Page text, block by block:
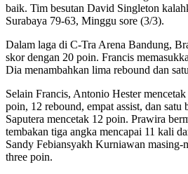
baik. Tim besutan David Singleton
Surabaya 79-63, Minggu sore (3/3).
Dalam laga di C-Tra Arena Bandung,
skor dengan 20 poin. Francis
Dia menambahkan lima rebound dan
Selain Francis, Antonio Hester
poin, 12 rebound, empat assist, dan
Saputera mencetak 12 poin. Prawira
tembakan tiga angka mencapai 11 kali
Sandy Febiansyakh Kurniawan masing-
three poin.